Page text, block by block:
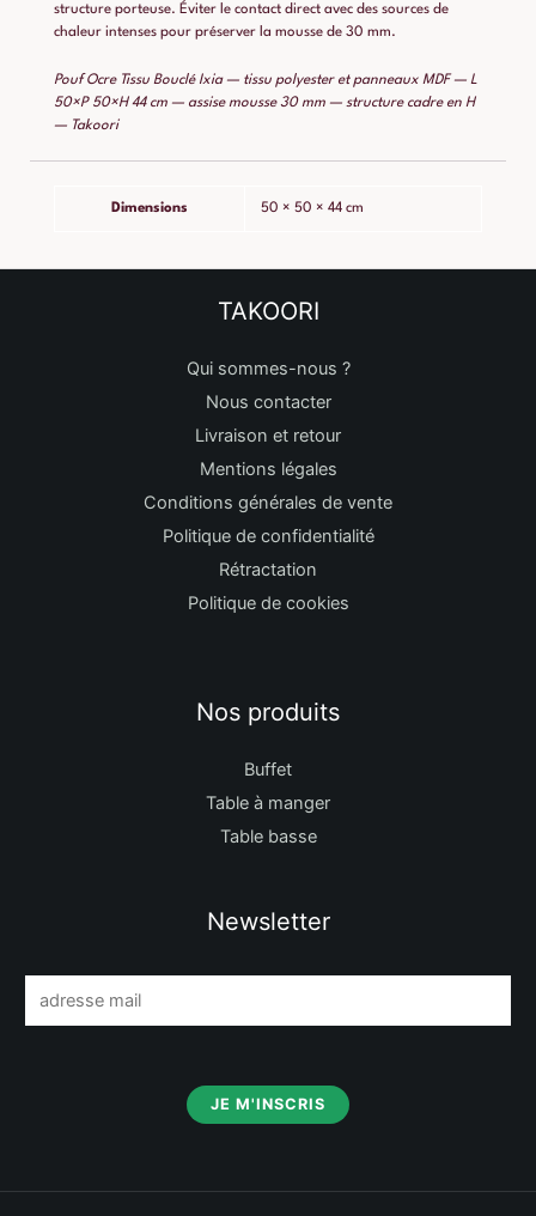
structure porteuse. Éviter le contact direct avec des sources de
chaleur intenses pour préserver la mousse de 30 mm.
Pouf Ocre Tissu Bouclé Ixia — tissu polyester et panneaux MDF — L
50×P 50×H 44 cm — assise mousse 30 mm — structure cadre en H
— Takoori
Dimensions 50 × 50 × 44 cm
TAKOORI
Qui sommes-nous ?
Nous contacter
Livraison et retour
Mentions légales
Conditions générales de vente
Politique de confidentialité
Rétractation
Politique de cookies
Nos produits
Buffet
Table à manger
Table basse
Newsletter
m
JE M'INSCRIS